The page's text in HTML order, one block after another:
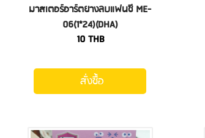
มาสเตอร์อาร์ตยางลบแฟนซี ME-
06(1*24)(DHA)
10THB
สั่งซื้อ